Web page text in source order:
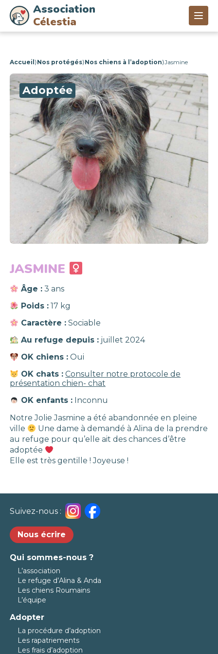
Association
Célestia
Accueil ⟩Nos protégés⟩Nos chiens à l’adoption⟩Jasmine
Adoptée
JASMINE
Âge : 3 ans
Poids : 17 kg
Caractère : Sociable
Au refuge depuis : juillet 2024
OK chiens : Oui
OK chats : Consulter notre protocole de
présentation chien- chat
OK enfants : Inconnu
Notre Jolie Jasmine a été abandonnée en pleine
ville
Une dame à demandé à Alina de la prendre
au refuge pour qu’elle ait des chances d’être
adoptée
Elle est très gentille ! Joyeuse !
Suivez-nous :
Nous écrire
Qui sommes-nous ?
L’association
Le refuge d’Alina & Anda
Les chiens Roumains
L’équipe
Adopter
La procédure d’adoption
Les rapatriements
Les frais d’adoption